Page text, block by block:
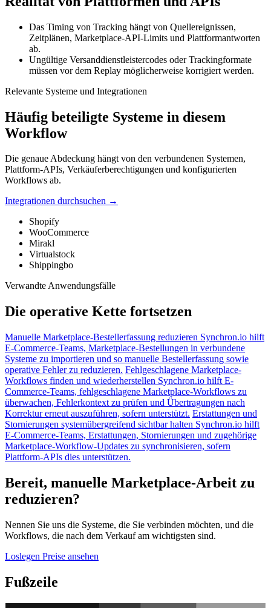
Das Timing von Tracking hängt von Quellereignissen,
Zeitplänen, Marketplace-API-Limits und Plattformantworten
ab.
Ungültige Versanddienstleistercodes oder Trackingformate
müssen vor dem Replay möglicherweise korrigiert werden.
Relevante Systeme und Integrationen
Häufig beteiligte Systeme in diesem
Workflow
Die genaue Abdeckung hängt von den verbundenen Systemen,
Plattform-APIs, Verkäuferberechtigungen und konfigurierten
Workflows ab.
Integrationen durchsuchen →
Shopify
WooCommerce
Mirakl
Virtualstock
Shippingbo
Verwandte Anwendungsfälle
Die operative Kette fortsetzen
Manuelle Marketplace-Bestellerfassung reduzieren Synchron.io hilft
E-Commerce-Teams, Marketplace-Bestellungen in verbundene
Systeme zu importieren und so manuelle Bestellerfassung sowie
operative Fehler zu reduzieren. Fehlgeschlagene Marketplace-
Workflows finden und wiederherstellen Synchron.io hilft E-
Commerce-Teams, fehlgeschlagene Marketplace-Workflows zu
überwachen, Fehlerkontext zu prüfen und Übertragungen nach
Korrektur erneut auszuführen, sofern unterstützt. Erstattungen und
Stornierungen systemübergreifend sichtbar halten Synchron.io hilft
E-Commerce-Teams, Erstattungen, Stornierungen und zugehörige
Marketplace-Workflow-Updates zu synchronisieren, sofern
Plattform-APIs dies unterstützen.
Bereit, manuelle Marketplace-Arbeit zu
reduzieren?
Nennen Sie uns die Systeme, die Sie verbinden möchten, und die
Workflows, die nach dem Verkauf am wichtigsten sind.
Loslegen Preise ansehen
Fußzeile